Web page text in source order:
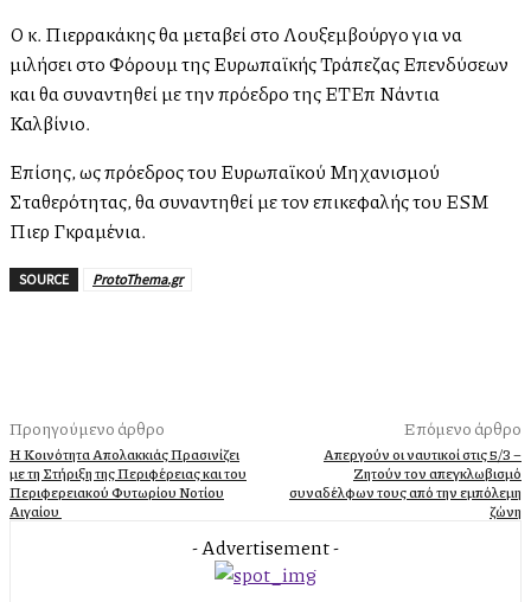
Ο κ. Πιερρακάκης θα μεταβεί στο Λουξεμβούργο για να
μιλήσει στο Φόρουμ της Ευρωπαϊκής Τράπεζας Επενδύσεων
και θα συναντηθεί με την πρόεδρο της ΕΤΕπ Νάντια
Καλβίνιο.
Επίσης, ως πρόεδρος του Ευρωπαϊκού Μηχανισμού
Σταθερότητας, θα συναντηθεί με τον επικεφαλής του ESM
Πιερ Γκραμένια.
SOURCE ProtoThema.gr
Προηγούμενο άρθρο
Η Κοινότητα Απολακκιάς Πρασινίζει
με τη Στήριξη της Περιφέρειας και του
Περιφερειακού Φυτωρίου Νοτίου
Αιγαίου
Επόμενο άρθρο
Απεργούν οι ναυτικοί στις 5/3 –
Ζητούν τον απεγκλωβισμό
συναδέλφων τους από την εμπόλεμη
ζώνη
- Advertisement -